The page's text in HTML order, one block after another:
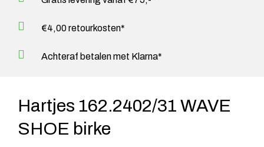
€4,00 retourkosten*
Achteraf betalen met Klarna*
Hartjes 162.2402/31 WAVE
SHOE birke